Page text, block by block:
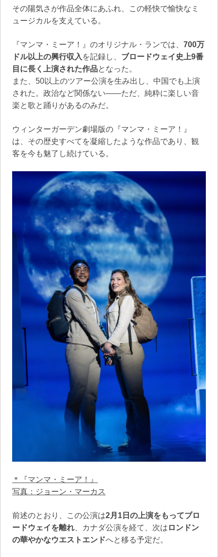
その陽気さが作品全体にあふれ、この軽快で愉快なミ
ュージカルを支えている。
『マンマ・ミーア！』のオリジナル・ランでは、 700万
ドル以上の興行収入 を記録し、 ブロードウェイ史上9番
目に長く上演された作品となった。
また、50以上のツアー公演を生み出し、中国でも上演
された。政治など関係ない――ただ、純粋に楽しい音
楽と歌と踊りがあるのみだ。
ウィンターガーデン劇場版の『マンマ・ミーア！』
は、その歴史すべてを凝縮したような作品であり、観
客を今も魅了し続けている。
＊『マンマ・ミーア！』
写真：ジョーン・マーカス
前述のとおり、この公演は2月1日の上演をもってブロ
ードウェイを離れ 、カナダ公演を経て、次は ロンドン
の華やかなウエストエンドへと移る予定だ。